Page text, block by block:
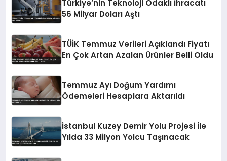
Türkiye’nin Teknoloji Odaklı İhracatı
56 Milyar Doları Aştı
TÜİK Temmuz Verileri Açıklandı Fiyatı
En Çok Artan Azalan Ürünler Belli Oldu
Temmuz Ayı Doğum Yardımı
Ödemeleri Hesaplara Aktarıldı
İstanbul Kuzey Demir Yolu Projesi İle
Yılda 33 Milyon Yolcu Taşınacak